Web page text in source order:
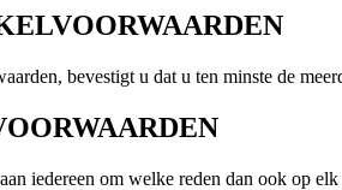
bevestigt u dat u ten minste de
iedereen om welke reden dan ook op